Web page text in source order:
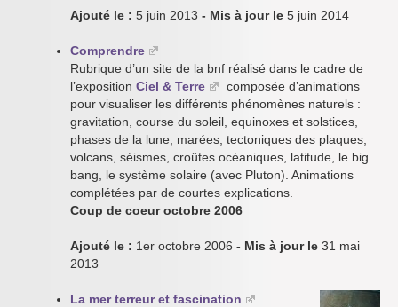
Ajouté le : 5 juin 2013 - Mis à jour le 5 juin 2014
Comprendre
Rubrique d’un site de la bnf réalisé dans le cadre de
l’exposition Ciel & Terre
composée d’animations
pour visualiser les différents phénomènes naturels :
gravitation, course du soleil, equinoxes et solstices,
phases de la lune, marées, tectoniques des plaques,
volcans, séismes, croûtes océaniques, latitude, le big
bang, le système solaire (avec Pluton). Animations
complétées par de courtes explications.
Coup de coeur octobre 2006
Ajouté le : 1er octobre 2006 - Mis à jour le 31 mai
2013
La mer terreur et fascination